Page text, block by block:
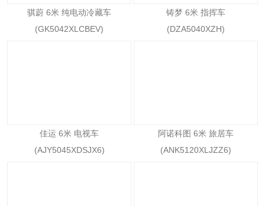
骐蔚 6米 纯电动冷藏车
(GK5042XLCBEV)
铸梦 6米 指挥车
(DZA5040XZH)
佳运 6米 电视车
(AJY5045XDSJX6)
阿诺科图 6米 旅居车
(ANK5120XLJZZ6)